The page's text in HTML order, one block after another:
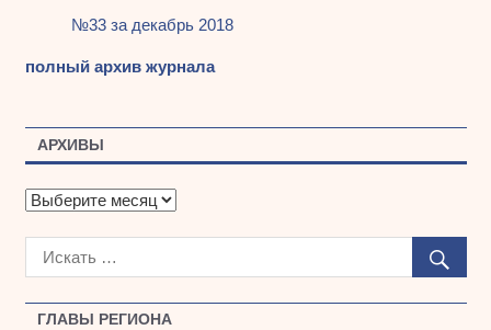
ГЛАВЫ РЕГИОНА
№33 за декабрь 2018
полный архив журнала
АРХИВЫ
А
х
ы